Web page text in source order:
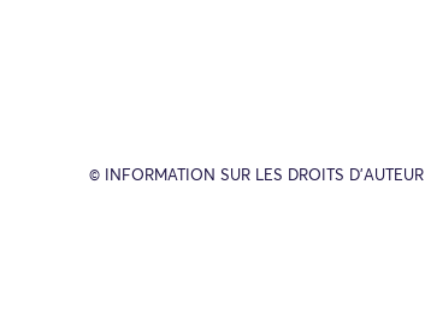
© INFORMATION SUR LES DROITS D’AUTEUR